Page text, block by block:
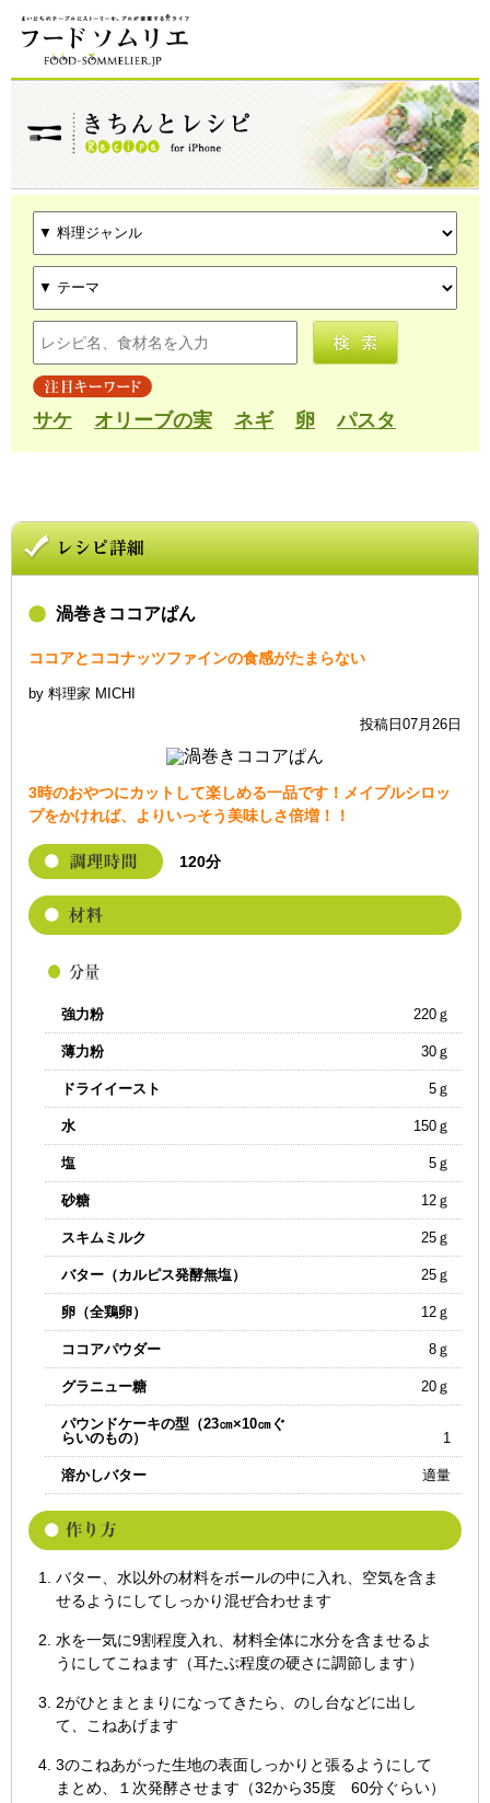
サケ オリーブの実 ネギ 卵 パスタ
渦巻きココアぱん
ココアとココナッツファインの食感がたまらない
by 料理家 MICHI
投稿日07月26日
3時のおやつにカットして楽しめる一品です！メイプルシロッ
プをかければ、よりいっそう美味しさ倍増！！
120分
強力粉 220ｇ
薄力粉 30ｇ
ドライイースト 5ｇ
水 150ｇ
塩 5ｇ
砂糖 12ｇ
スキムミルク 25ｇ
バター（カルピス発酵無塩） 25ｇ
卵（全鶏卵） 12ｇ
ココアパウダー 8ｇ
グラニュー糖 20ｇ
パウンドケーキの型（23㎝×10㎝ぐ
らいのもの）
1
溶かしバター 適量
バター、水以外の材料をボールの中に入れ、空気を含ま
せるようにしてしっかり混ぜ合わせます
水を一気に9割程度入れ、材料全体に水分を含ませるよ
うにしてこねます（耳たぶ程度の硬さに調節します）
2がひとまとまりになってきたら、のし台などに出し
て、こねあげます
3のこねあがった生地の表面しっかりと張るようにして
まとめ、１次発酵させます（32から35度 60分ぐらい）